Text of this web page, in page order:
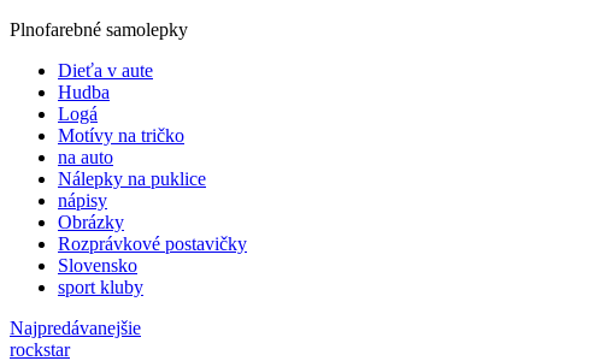
Plnofarebné samolepky
Dieťa v aute
Hudba
Logá
Motívy na tričko
na auto
Nálepky na puklice
nápisy
Obrázky
Rozprávkové postavičky
Slovensko
sport kluby
Najpredávanejšie
rockstar